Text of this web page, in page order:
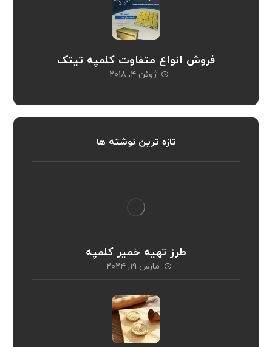
فروش انواع متفاوت کلمپه تیتک
ژوئن ۴, ۲۰۱۸
تازه ترین نوشته ها
طرز تهیه خمیر کلمپه
مارس ۱۹, ۲۰۲۴